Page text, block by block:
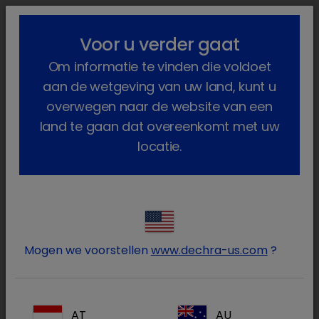
lock_outline search menu
Paarden (en andere paardachtig...
Geneesmiddelen
Op diergeneeskundig voorschrif...
Equisolon
Voor u verder gaat
Om informatie te vinden die voldoet
aan de wetgeving van uw land, kunt u
overwegen naar de website van een
land te gaan dat overeenkomt met uw
locatie.
Mogen we voorstellen www.dechra-us.com ?
AT AU